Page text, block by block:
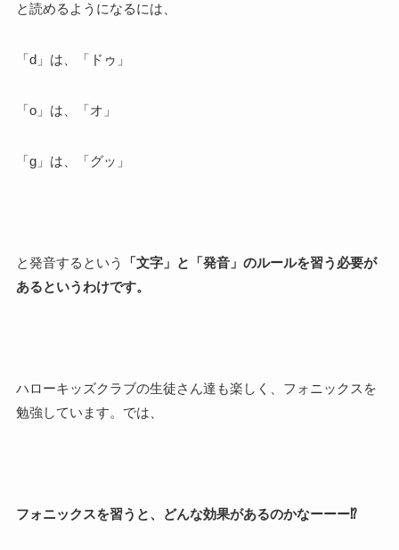
と読めるようになるには、
「d」は、「ドゥ」
「o」は、「オ」
「g」は、「グッ」
と発音するという
「文字」と「発音」のルールを習う必要が
あるというわけです。
ハローキッズクラブの生徒さん達も楽しく、フォニックスを
勉強しています。では、
フォニックスを習うと、どんな効果があるのかなーーー⁉